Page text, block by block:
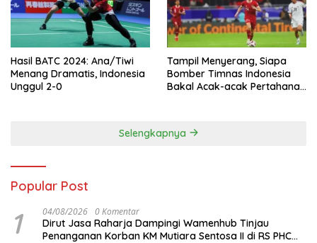
Hasil BATC 2024: Ana/Tiwi
Menang Dramatis, Indonesia
Unggul 2-0
Tampil Menyerang, Siapa
Bomber Timnas Indonesia
Bakal Acak-acak Pertahanan
Selengkapnya
Popular Post
1 04/08/2026 0 Komentar
Dirut Jasa Raharja Dampingi Wamenhub Tinjau
Penanganan Korban KM Mutiara Sentosa II di RS PHC